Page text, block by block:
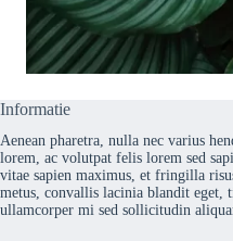
Informatie
Aenean pharetra, nulla nec varius
lorem, ac volutpat felis lorem sed
vitae sapien maximus, et fringilla
metus, convallis lacinia blandit eget,
ullamcorper mi sed sollicitudin